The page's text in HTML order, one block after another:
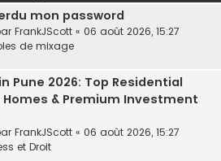
mon password
FrankJScott « 06 août 2026, 15:27
de mixage
Pune 2026: Top Residential
Homes & Premium Investment
FrankJScott « 06 août 2026, 15:27
et Droit